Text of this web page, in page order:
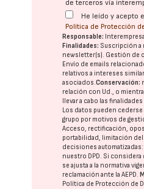
de terceros vía
He leído y acepto
Política de Protección
Responsable:
Finalidades: Suscripción a
newsletter(s). Gestión de
Envío de emails
relativos a intereses
asociados.Conservación:
relación con Ud., o
llevar a cabo las
Los datos pueden cederse
grupo por motivos de
Acceso, rectificación,
portabilidad, limitación
decisiones automatizadas:
nuestro DPD. Si considera
se ajusta a la normativa
reclamación ante laAEPD.
Política de Protección de